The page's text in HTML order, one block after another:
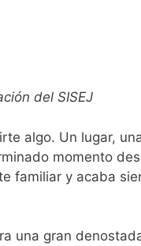
del SISEJ
algo. Un lugar,
momento
familiar y acaba
una gran